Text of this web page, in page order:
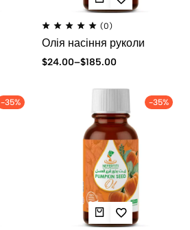
(0)
Олія насіння руколи
$24.00–$185.00
-35% -35%